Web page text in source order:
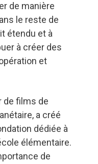
de manière
le reste de
étendu et à
à créer des
et
de films de
a créé
dédiée à
élémentaire.
de